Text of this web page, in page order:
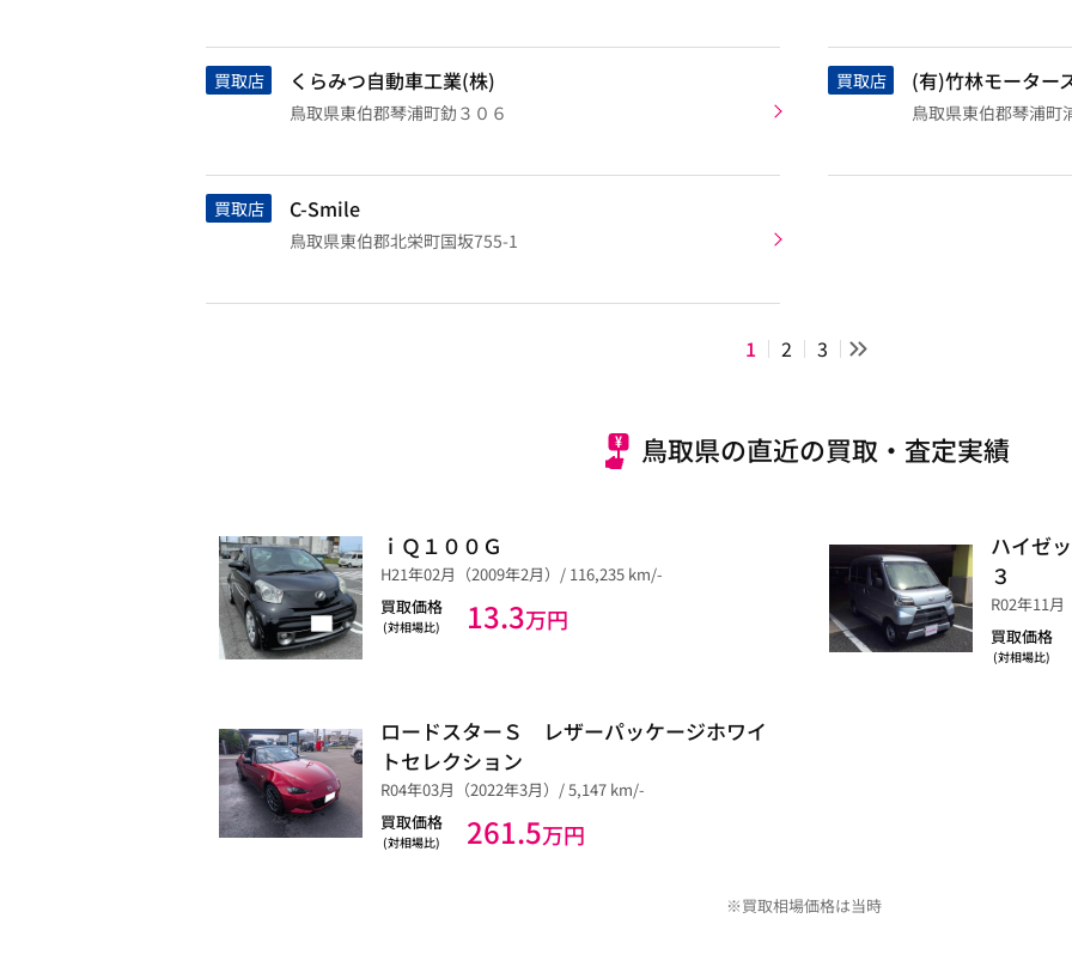
買取店 くらみつ自動車工業(株)
鳥取県東伯郡琴浦町釛３０６
買取店 (有)竹林モーター
鳥取県東伯郡琴浦町
買取店 C-Smile
鳥取県東伯郡北栄町国坂755-1
1 2 3
鳥取県の直近の買取・査定実績
ｉＱ１００Ｇ
H21年02月（2009年2月）/ 116,235 km/-
買取価格
(対相場比) 13.3万円
ハイゼ
３
R02年11
買取価格
(対相場比)
ロードスターＳ レザーパッケージホワイ
トセレクション
R04年03月（2022年3月）/ 5,147 km/-
買取価格
(対相場比) 261.5万円
※買取相場価格は当時